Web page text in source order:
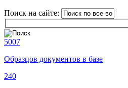
Поиск на сайте:
5007
Образцов документов в базе
240